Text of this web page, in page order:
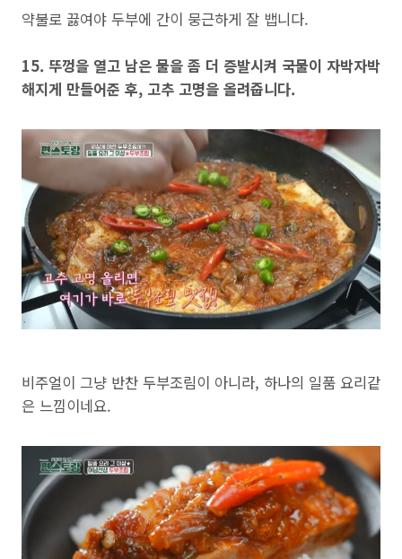
약불로 끓여야 두부에 간이 뭉근하게 잘 뱁니다.
15. 뚜껑을 열고 남은 물을 좀 더 증발시켜 국물이 자박자박
해지게 만들어준 후, 고추 고명을 올려줍니다.
비주얼이 그냥 반찬 두부조림이 아니라, 하나의 일품 요리같
은 느낌이네요.